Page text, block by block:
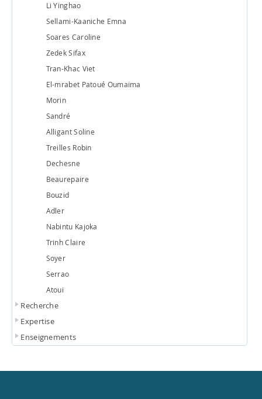
Li Yinghao
Sellami-Kaaniche Emna
Soares Caroline
Zedek Sifax
Tran-Khac Viet
El-mrabet Patoué Oumaima
Morin
Sandré
Alligant Soline
Treilles Robin
Dechesne
Beaurepaire
Bouzid
Adler
Nabintu Kajoka
Trinh Claire
Soyer
Serrao
Atoui
Recherche
Expertise
Enseignements